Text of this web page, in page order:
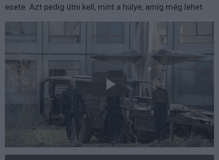
esete. Azt pedig ütni kell, mint a hülye, amíg még lehet.